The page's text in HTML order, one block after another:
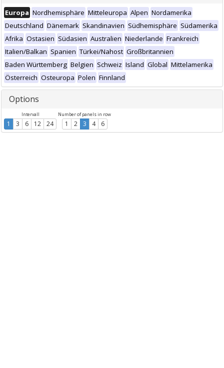
Europa Nordhemisphäre Mitteleuropa Alpen Nordamerika
Deutschland Dänemark Skandinavien Südhemisphäre Südamerika
Afrika Ostasien Südasien Australien Niederlande Frankreich
Italien/Balkan Spanien Türkei/Nahost Großbritannien
Baden Württemberg Belgien Schweiz Island Global Mittelamerika
Österreich Osteuropa Polen Finnland
Options
Intervall
1 3 6 12 24
Number of panels in row
1 2 3 4 6